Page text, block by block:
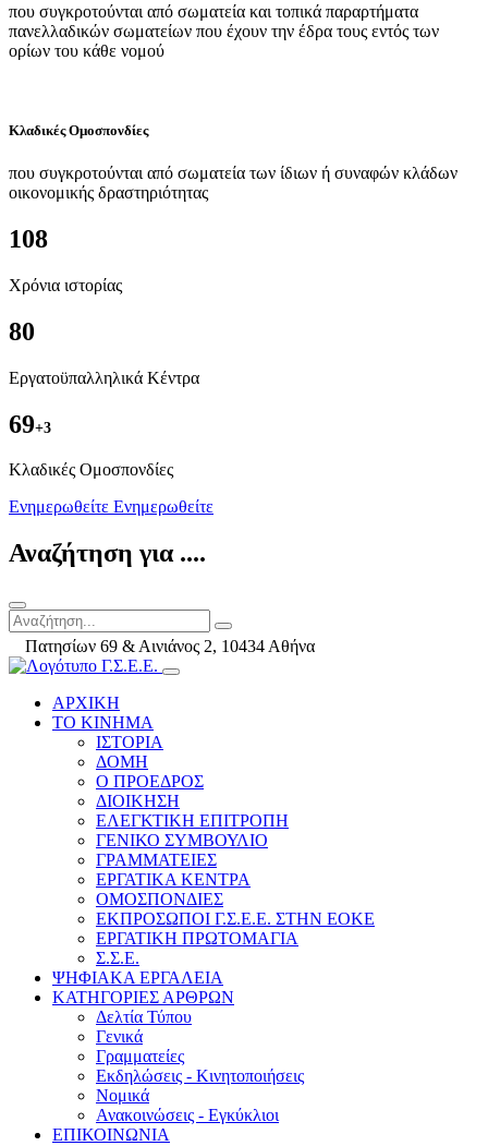
που συγκροτούνται από σωματεία και τοπικά παραρτήματα
πανελλαδικών σωματείων που έχουν την έδρα τους εντός των
ορίων του κάθε νομού
Κλαδικές Ομοσπονδίες
που συγκροτούνται από σωματεία των ίδιων ή συναφών κλάδων
οικονομικής δραστηριότητας
108
Χρόνια ιστορίας
80
Εργατοϋπαλληλικά Κέντρα
69+3
Kλαδικές Ομοσπονδίες
Ενημερωθείτε Ενημερωθείτε
Αναζήτηση για ....
Πατησίων 69 & Αινιάνος 2, 10434 Αθήνα
ΑΡΧΙΚΗ
ΤΟ ΚΙΝΗΜΑ
ΙΣΤΟΡΙΑ
ΔΟΜΗ
Ο ΠΡΟΕΔΡΟΣ
ΔΙΟΙΚΗΣΗ
ΕΛΕΓΚΤΙΚΗ ΕΠΙΤΡΟΠΗ
ΓΕΝΙΚΟ ΣΥΜΒΟΥΛΙΟ
ΓΡΑΜΜΑΤΕΙΕΣ
ΕΡΓΑΤΙΚΑ ΚΕΝΤΡΑ
ΟΜΟΣΠΟΝΔΙΕΣ
ΕΚΠΡΟΣΩΠΟΙ Γ.Σ.Ε.Ε. ΣΤΗΝ ΕΟΚΕ
ΕΡΓΑΤΙΚΗ ΠΡΩΤΟΜΑΓΙΑ
Σ.Σ.Ε.
ΨΗΦΙΑΚΑ ΕΡΓΑΛΕΙΑ
ΚΑΤΗΓΟΡΙΕΣ ΑΡΘΡΩΝ
Δελτία Τύπου
Γενικά
Γραμματείες
Εκδηλώσεις - Κινητοποιήσεις
Νομικά
Ανακοινώσεις - Εγκύκλιοι
ΕΠΙΚΟΙΝΩΝΙΑ